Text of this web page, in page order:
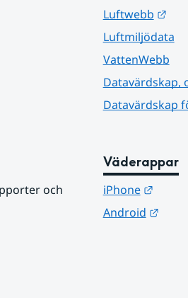
Luftwebb
Luftmiljödata
VattenWebb
Datavärdskap,
Datavärdskap
och
Väderappar
iPhone
Länk
Android
Länk